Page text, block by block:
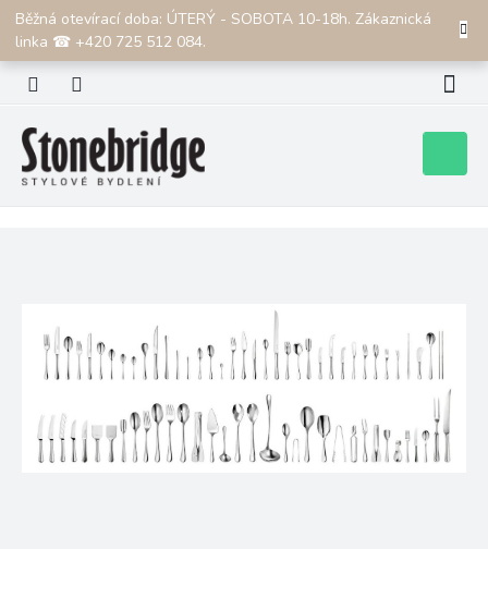
Přejít
obsah
Běžná otevírací doba: ÚTERÝ - SOBOTA 10-18h. Zákaznická
linka ☎ +420 725 512 084.
CZK
košík